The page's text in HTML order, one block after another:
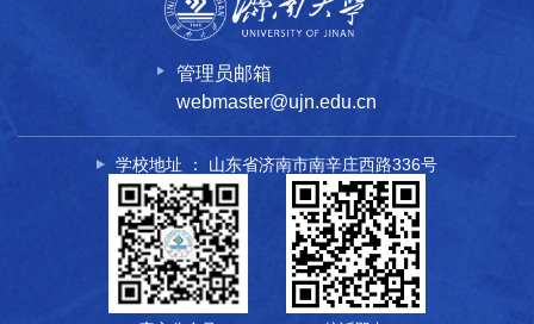
管理员邮箱
webmaster@ujn.edu.cn
学校地址 ： 山东省济南市南辛庄西路336号